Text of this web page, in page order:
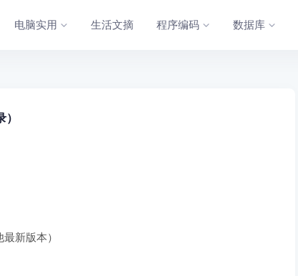
电脑实用 生活文摘 程序编码 数据库
新版本）